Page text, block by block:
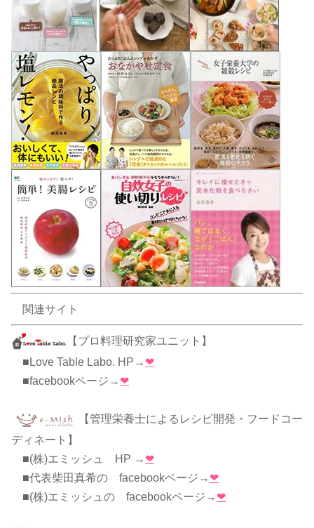
関連サイト
【プロ料理研究家ユニット】
■Love Table Labo. HP→ ❤
■facebookページ→ ❤
【管理栄養士によるレシピ開発・フードコー
ディネート】
■(株)エミッシュ HP → ❤
■代表柴田真希の facebookページ→ ❤
■(株)エミッシュの facebookページ→ ❤